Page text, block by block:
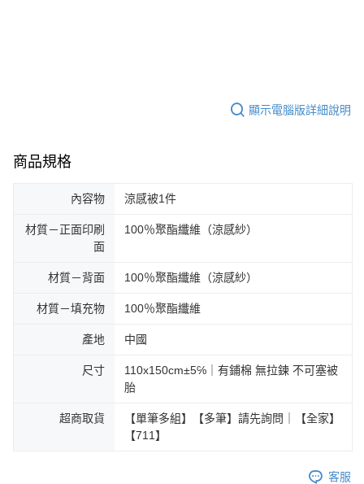
顯示電腦版詳細說明
商品規格
內容物 涼感被1件
材質－正面印刷
面
100％聚酯纖維（涼感紗）
材質－背面 100％聚酯纖維（涼感紗）
材質－填充物 100％聚酯纖維
產地 中國
尺寸
110x150cm±5℅｜有鋪棉 無拉鍊 不可塞被
胎
超商取貨
【單筆多組】【多筆】請先詢問｜【全家】
【711】
客服